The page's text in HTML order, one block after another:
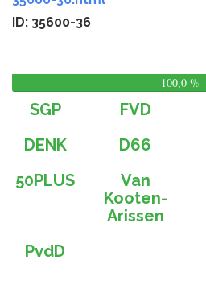
ID: 35600-36
100,0 %
SGP FVD
DENK
D66
50PLUS
Van
Kooten-
Arissen
PvdD